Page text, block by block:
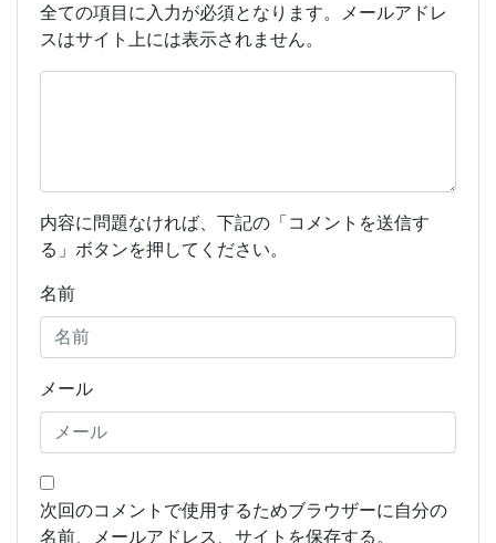
全ての項目に入力が必須となります。メールアドレ
スはサイト上には表示されません。
内容に問題なければ、下記の「コメントを送信す
る」ボタンを押してください。
名前
メール
次回のコメントで使用するためブラウザーに自分の
名前、メールアドレス、サイトを保存する。